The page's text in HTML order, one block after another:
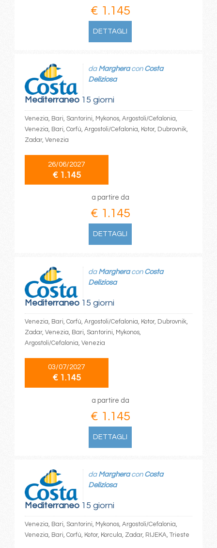
€ 1.145
DETTAGLI
Mediterraneo15 giorni
da Margheracon Costa
Deliziosa
Venezia, Bari, Santorini, Mykonos, Argostoli/Cefalonia,
Venezia, Bari, Corfù, Argostoli/Cefalonia, Kotor, Dubrovnik,
Zadar, Venezia
26/06/2027
€ 1.145
a partire da
€ 1.145
DETTAGLI
Mediterraneo15 giorni
da Margheracon Costa
Deliziosa
Venezia, Bari, Corfù, Argostoli/Cefalonia, Kotor, Dubrovnik,
Zadar, Venezia, Bari, Santorini, Mykonos,
Argostoli/Cefalonia, Venezia
03/07/2027
€ 1.145
a partire da
€ 1.145
DETTAGLI
Mediterraneo15 giorni
da Margheracon Costa
Deliziosa
Venezia, Bari, Santorini, Mykonos, Argostoli/Cefalonia,
Venezia, Bari, Corfù, Kotor, Korcula, Zadar, RIJEKA, Trieste